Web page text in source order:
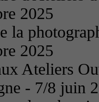
2025
la
2025
Ateliers
- 7/8 juin